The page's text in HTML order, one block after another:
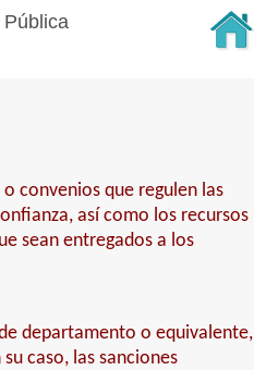
convenios que regulen las
así como los recursos
sean entregados a los
departamento o equivalente,
caso, las sanciones